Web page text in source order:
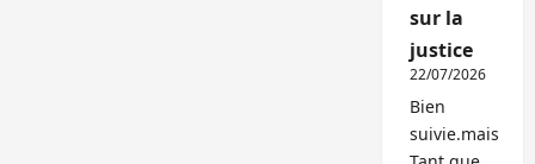
sur la
justice
22/07/2026
Bien
suivie.mais